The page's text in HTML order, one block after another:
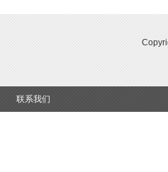
联系我们